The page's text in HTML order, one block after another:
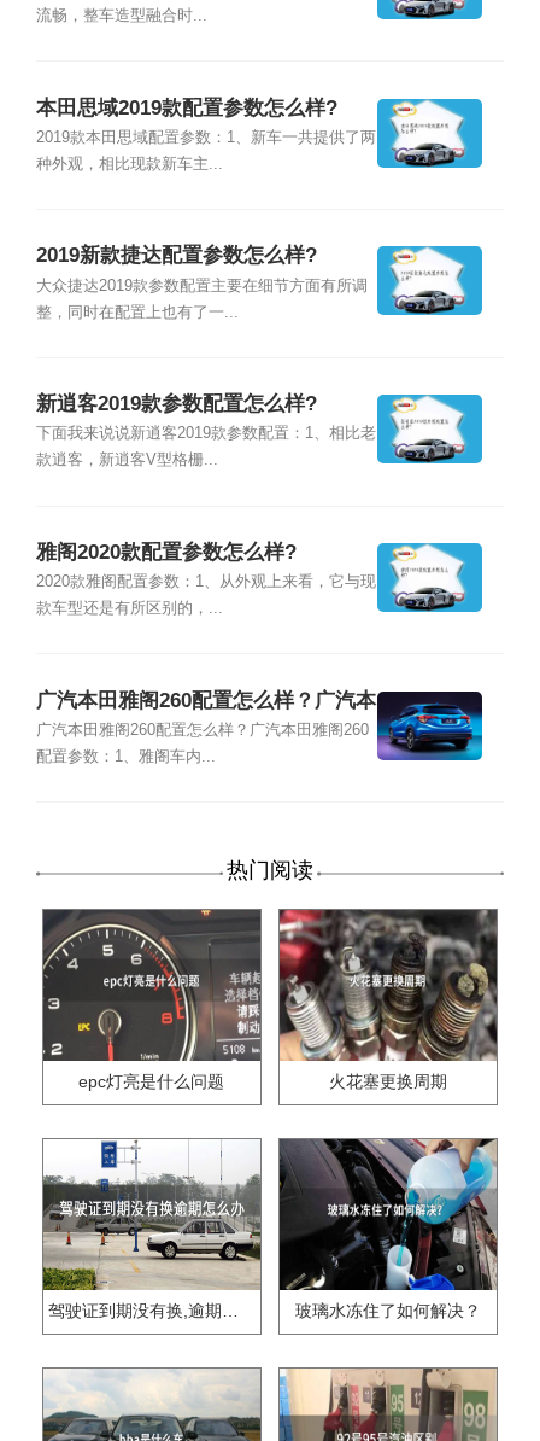
流畅，整车造型融合时...
本田思域2019款配置参数怎么样?
2019款本田思域配置参数：1、新车一共提供了两
种外观，相比现款新车主...
2019新款捷达配置参数怎么样?
大众捷达2019款参数配置主要在细节方面有所调
整，同时在配置上也有了一...
新逍客2019款参数配置怎么样?
下面我来说说新逍客2019款参数配置：1、相比老
款逍客，新逍客V型格栅...
雅阁2020款配置参数怎么样?
2020款雅阁配置参数：1、从外观上来看，它与现
款车型还是有所区别的，...
广汽本田雅阁260配置怎么样？广汽本
田雅阁260配置参数
广汽本田雅阁260配置怎么样？广汽本田雅阁260
配置参数：1、雅阁车内...
热门阅读
epc灯亮是什么问题 火花塞更换周期
驾驶证到期没有换,逾期怎么办?? 玻璃水冻住了如何解决？